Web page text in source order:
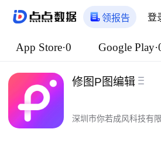
领报告 登
App Store·0 Google
修图P图编辑
深圳市你若成风科技有